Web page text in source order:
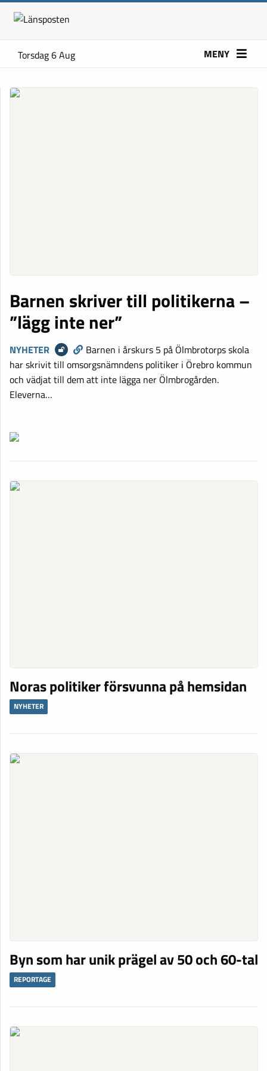
Torsdag 6 Aug MENY
Barnen skriver till politikerna –
”lägg inte ner”
NYHETER
Barnen i årskurs 5 på Ölmbrotorps skola
har skrivit till omsorgsnämndens politiker i Örebro kommun
och vädjat till dem att inte lägga ner Ölmbrogården.
Eleverna…
Noras politiker försvunna på hemsidan
NYHETER
Byn som har unik prägel av 50 och 60-tal
REPORTAGE